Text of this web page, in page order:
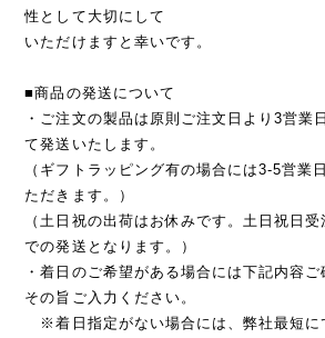
性として大切にして
いただけますと幸いです。
■商品の発送について
・ご注文の製品は原則ご注文日より3営業
て発送いたします。
（ギフトラッピング有の場合には3-5営業
ただきます。）
（土日祝の出荷はお休みです。土日祝日
での発送となります。）
・着日のご希望がある場合には下記内容
その旨ご入力ください。
※着日指定がない場合には、弊社最短に